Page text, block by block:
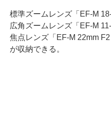
標準ズームレンズ「EF-M
広角ズームレンズ「EF-M
焦点レンズ「EF-M 22mm
が収納できる。